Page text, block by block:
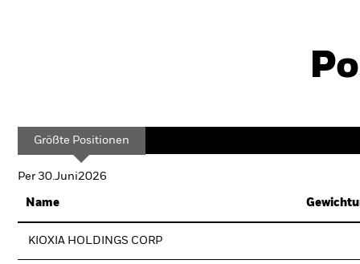
Größte Positionen
Per 30.Juni2026
Name
KIOXIA HOLDINGS CORP